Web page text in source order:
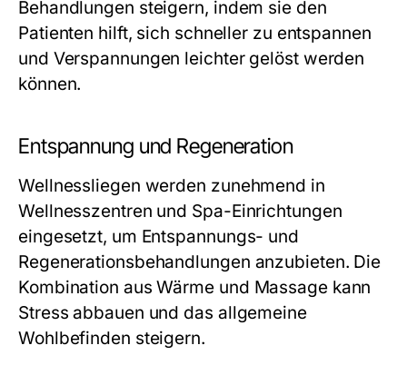
Behandlungen steigern, indem sie den
Patienten hilft, sich schneller zu entspannen
und Verspannungen leichter gelöst werden
können.
Entspannung und Regeneration
Wellnessliegen werden zunehmend in
Wellnesszentren und Spa-Einrichtungen
eingesetzt, um Entspannungs- und
Regenerationsbehandlungen anzubieten. Die
Kombination aus Wärme und Massage kann
Stress abbauen und das allgemeine
Wohlbefinden steigern.